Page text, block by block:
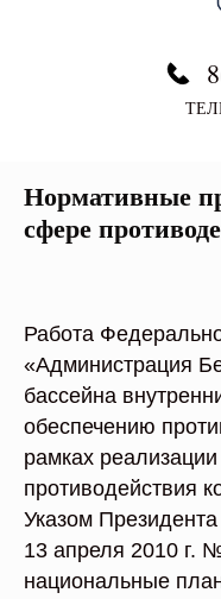
Нормативные
сфере
Работа
«Администрация
бассейна
обеспечению
рамках
противодействия
Указом
13 апреля 2010 г.
национальные